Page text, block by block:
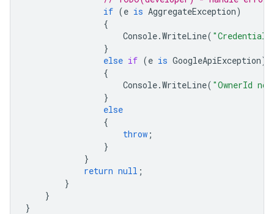
if (e is AggregateException)
{
Console.WriteLine( "Credential
}
else if (e is GoogleApiException)
{
Console.WriteLine( "OwnerId
}
else
{
throw ;
}
}
return null ;
}
}
}